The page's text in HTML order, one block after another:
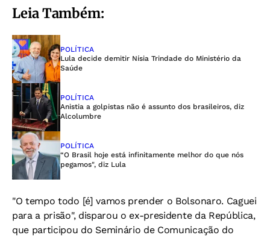
Leia Também:
POLÍTICA
Lula decide demitir Nísia Trindade do Ministério da
Saúde
POLÍTICA
Anistia a golpistas não é assunto dos brasileiros, diz
Alcolumbre
POLÍTICA
“O Brasil hoje está infinitamente melhor do que nós
pegamos", diz Lula
"O tempo todo [é] vamos prender o Bolsonaro. Caguei
para a prisão", disparou o ex-presidente da República,
que participou do Seminário de Comunicação do